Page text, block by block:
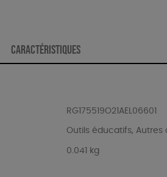
CARACTÉRISTIQUES
RG175519O21AEL06601
Outils éducatifs,Autres
0.041 kg